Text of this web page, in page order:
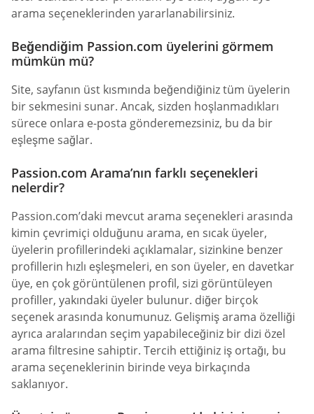
arama seçeneklerinden yararlanabilirsiniz.
Beğendiğim Passion.com üyelerini görmem
mümkün mü?
Site, sayfanın üst kısmında beğendiğiniz tüm üyelerin
bir sekmesini sunar. Ancak, sizden hoşlanmadıkları
sürece onlara e-posta gönderemezsiniz, bu da bir
eşleşme sağlar.
Passion.com Arama’nın farklı seçenekleri
nelerdir?
Passion.com’daki mevcut arama seçenekleri arasında
kimin çevrimiçi olduğunu arama, en sıcak üyeler,
üyelerin profillerindeki açıklamalar, sizinkine benzer
profillerin hızlı eşleşmeleri, en son üyeler, en davetkar
üye, en çok görüntülenen profil, sizi görüntüleyen
profiller, yakındaki üyeler bulunur. diğer birçok
seçenek arasında konumunuz. Gelişmiş arama özelliği
ayrıca aralarından seçim yapabileceğiniz bir dizi özel
arama filtresine sahiptir. Tercih ettiğiniz iş ortağı, bu
arama seçeneklerinin birinde veya birkaçında
saklanıyor.